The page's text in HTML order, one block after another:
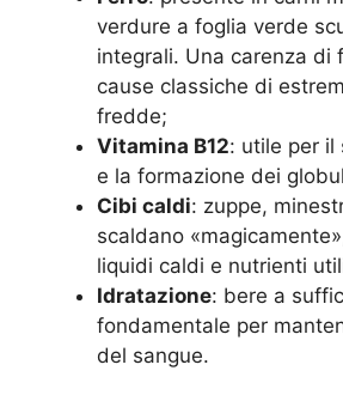
verdure a foglia verde
integrali. Una carenza di
cause classiche di
fredde;
Vitamina B12: utile per il
e la formazione dei
Cibi caldi: zuppe,
scaldano
liquidi caldi e nutrienti
Idratazione: bere a
fondamentale per
del sangue.